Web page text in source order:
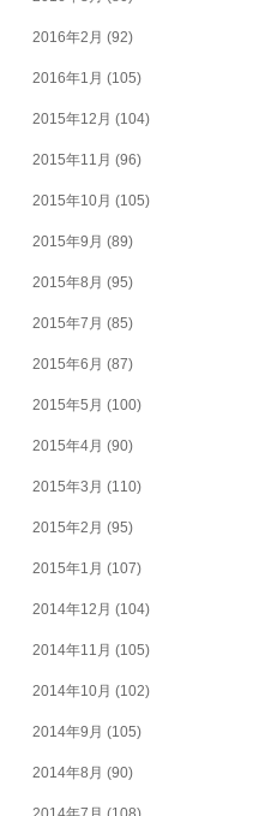
2016年2月 (92)
2016年1月 (105)
2015年12月 (104)
2015年11月 (96)
2015年10月 (105)
2015年9月 (89)
2015年8月 (95)
2015年7月 (85)
2015年6月 (87)
2015年5月 (100)
2015年4月 (90)
2015年3月 (110)
2015年2月 (95)
2015年1月 (107)
2014年12月 (104)
2014年11月 (105)
2014年10月 (102)
2014年9月 (105)
2014年8月 (90)